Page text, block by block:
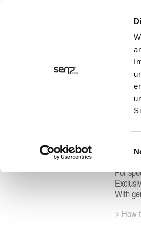
For
With
How